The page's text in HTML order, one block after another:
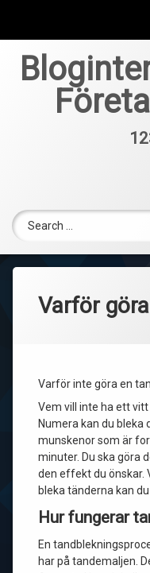
Hur mycket kostar
Vad innebär
content
Varför
Varför inte göra en
Vem vill inte ha ett
Numera kan du bleka
munskenor som är
minuter. Du ska göra
den effekt du önskar.
bleka tänderna kan
Hur fungerar
En
har på tandemaljen.